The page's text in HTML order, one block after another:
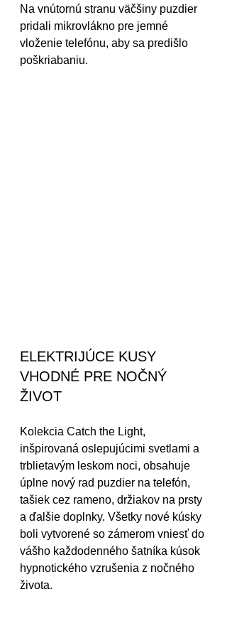
Na vnútornú stranu väčšiny puzdier
pridali mikrovlákno pre jemné
vloženie telefónu, aby sa predišlo
poškriabaniu.
ELEKTRIJÚCE KUSY
VHODNÉ PRE NOČNÝ
ŽIVOT
Kolekcia Catch the Light,
inšpirovaná oslepujúcimi svetlami a
trblietavým leskom noci, obsahuje
úplne nový rad puzdier na telefón,
tašiek cez rameno, držiakov na prsty
a ďalšie doplnky. Všetky nové kúsky
boli vytvorené so zámerom vniesť do
vášho každodenného šatníka kúsok
hypnotického vzrušenia z nočného
života.